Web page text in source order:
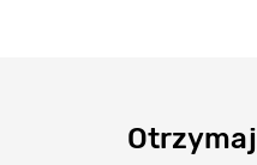
Otrzymaj